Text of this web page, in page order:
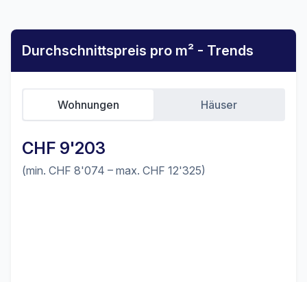
Durchschnittspreis pro m² - Trends
CHF 9'203
(min. CHF 8'074 – max. CHF 12'325)
Wohnungen Häuser